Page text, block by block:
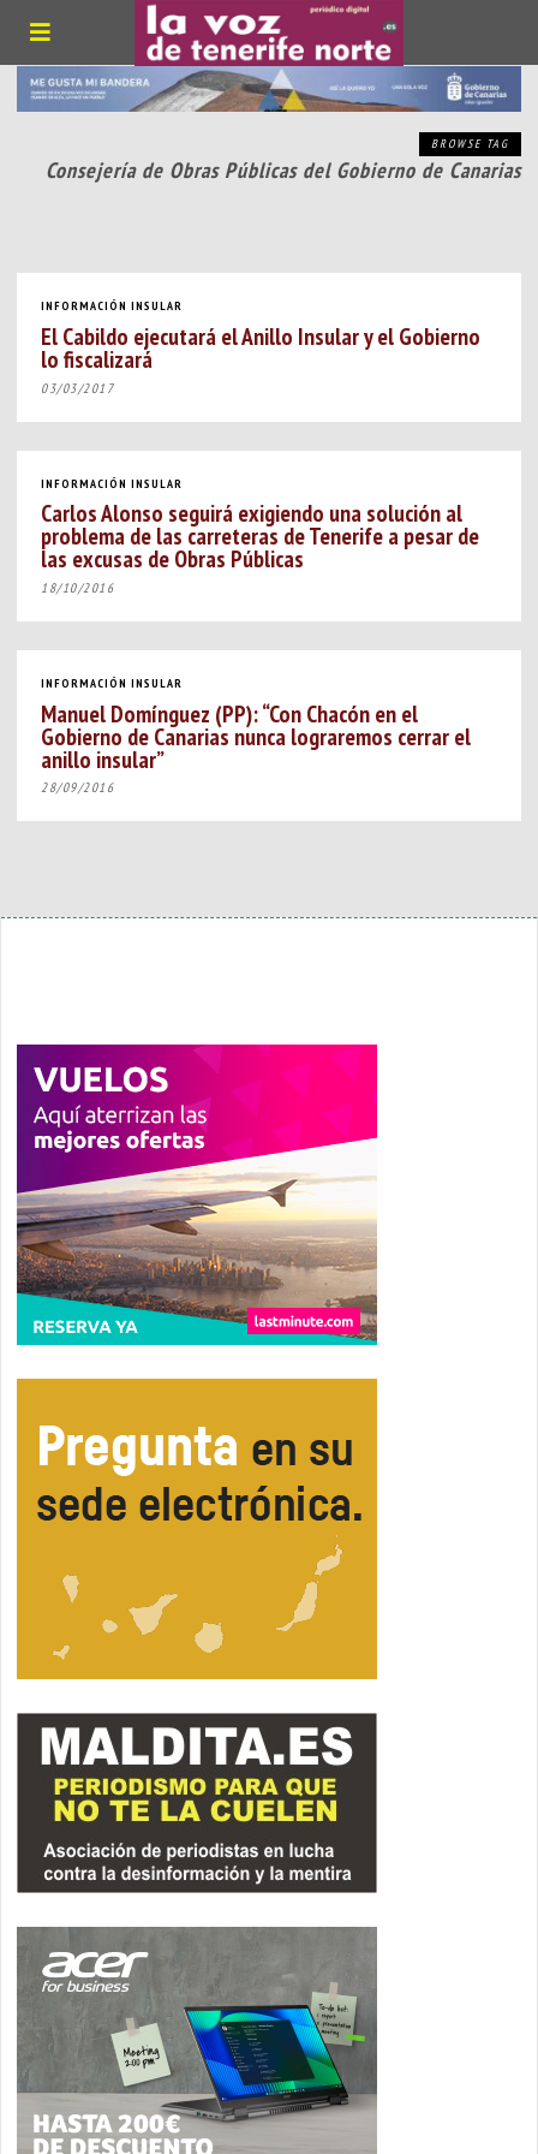
BROWSE TAG
Consejería de Obras Públicas del Gobierno de Canarias
INFORMACIÓN INSULAR
El Cabildo ejecutará el Anillo Insular y el Gobierno
lo fiscalizará
03/03/2017
INFORMACIÓN INSULAR
Carlos Alonso seguirá exigiendo una solución al
problema de las carreteras de Tenerife a pesar de
las excusas de Obras Públicas
18/10/2016
INFORMACIÓN INSULAR
Manuel Domínguez (PP): “Con Chacón en el
Gobierno de Canarias nunca lograremos cerrar el
anillo insular”
28/09/2016